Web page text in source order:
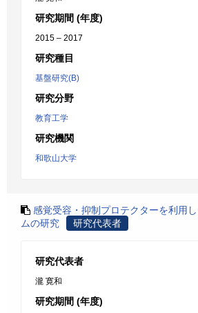
研究期間 (年度)
2015 – 2017
研究種目
基盤研究(B)
研究分野
教育工学
研究機関
和歌山大学
感覚受容・抑制プロテクターを利用
ムの研究
研究代表者
研究代表者
瀧 寛和
研究期間 (年度)